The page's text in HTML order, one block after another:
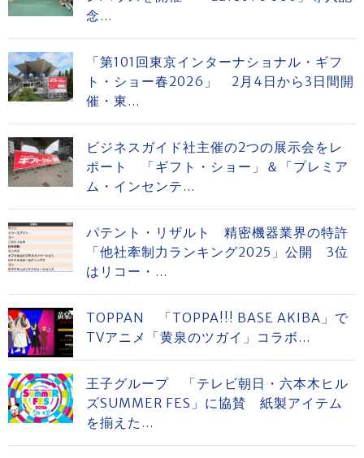
念...
「第101回東京インターナショナル・ギフ
ト・ショー春2026」 2月4日から3日間開
催・東...
ビジネスガイド社主催の2つの展示会をレ
ポート 「ギフト・ショー」＆「プレミア
ム・インセンテ...
パテント・リザルト 精密機器業界の特許
「他社牽制力ランキング2025」公開 3位
はリコー・...
TOPPAN 「TOPPA!!! BASE AKIBA」で
TVアニメ「黄泉のツガイ」コラボ...
王子グループ 「テレビ朝日・六本木ヒル
ズSUMMER FES」に協賛 紙製アイテム
を揃えた...